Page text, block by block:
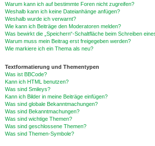
Warum kann ich auf bestimmte Foren nicht zugreifen?
Weshalb kann ich keine Dateianhänge anfügen?
Weshalb wurde ich verwarnt?
Wie kann ich Beiträge den Moderatoren melden?
Was bewirkt die „Speichern“-Schaltfläche beim Schreiben
Warum muss mein Beitrag erst freigegeben werden?
Wie markiere ich ein Thema als neu?
Textformatierung und Thementypen
Was ist BBCode?
Kann ich HTML benutzen?
Was sind Smileys?
Kann ich Bilder in meine Beiträge einfügen?
Was sind globale Bekanntmachungen?
Was sind Bekanntmachungen?
Was sind wichtige Themen?
Was sind geschlossene Themen?
Was sind Themen-Symbole?